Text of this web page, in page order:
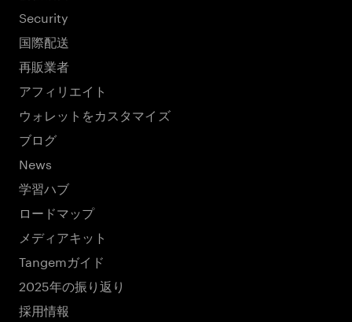
Security
国際配送
再販業者
アフィリエイト
ウォレットをカスタマイズ
ブログ
News
学習ハブ
ロードマップ
メディアキット
Tangemガイド
2025年の振り返り
採用情報